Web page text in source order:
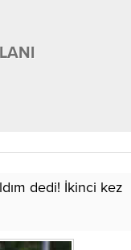
dedi! İkinci kez